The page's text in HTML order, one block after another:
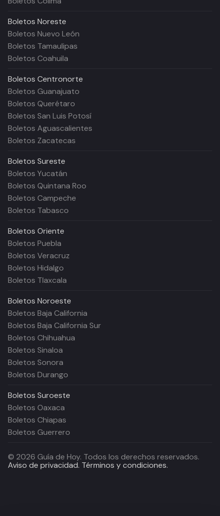
Boletos Noreste
Boletos Nuevo León
Boletos Tamaulipas
Boletos Coahuila
Boletos Centronorte
Boletos Guanajuato
Boletos Querétaro
Boletos San Luis Potosí
Boletos Aguascalientes
Boletos Zacatecas
Boletos Sureste
Boletos Yucatán
Boletos Quintana Roo
Boletos Campeche
Boletos Tabasco
Boletos Oriente
Boletos Puebla
Boletos Veracruz
Boletos Hidalgo
Boletos Tlaxcala
Boletos Noroeste
Boletos Baja California
Boletos Baja California Sur
Boletos Chihuahua
Boletos Sinaloa
Boletos Sonora
Boletos Durango
Boletos Suroeste
Boletos Oaxaca
Boletos Chiapas
Boletos Guerrero
© 2026 Guía de Hoy. Todos los derechos reservados.
Aviso de privacidad. Términos y condiciones.